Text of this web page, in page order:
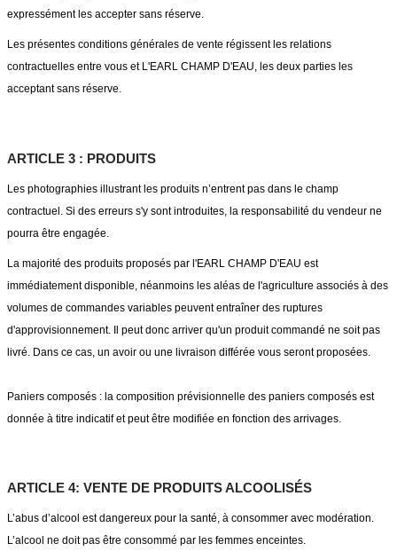
expressément les accepter sans réserve.
Les présentes conditions générales de vente régissent les relations
contractuelles entre vous et L'EARL CHAMP D'EAU, les deux parties les
acceptant sans réserve.
ARTICLE 3 : PRODUITS
Les photographies illustrant les produits n’entrent pas dans le champ
contractuel. Si des erreurs s'y sont introduites, la responsabilité du vendeur ne
pourra être engagée.
La majorité des produits proposés par l'EARL CHAMP D'EAU est
immédiatement disponible, néanmoins les aléas de l'agriculture associés à des
volumes de commandes variables peuvent entraîner des ruptures
d'approvisionnement. Il peut donc arriver qu'un produit commandé ne soit pas
livré. Dans ce cas, un avoir ou une livraison différée vous seront proposées.
Paniers composés : la composition prévisionnelle des paniers composés est
donnée à titre indicatif et peut être modifiée en fonction des arrivages.
ARTICLE 4: VENTE DE PRODUITS ALCOOLISÉS
L’abus d’alcool est dangereux pour la santé, à consommer avec modération.
L’alcool ne doit pas être consommé par les femmes enceintes.